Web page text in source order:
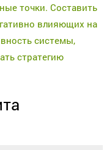
точки. Составить
влияющих на
системы,
стратегию